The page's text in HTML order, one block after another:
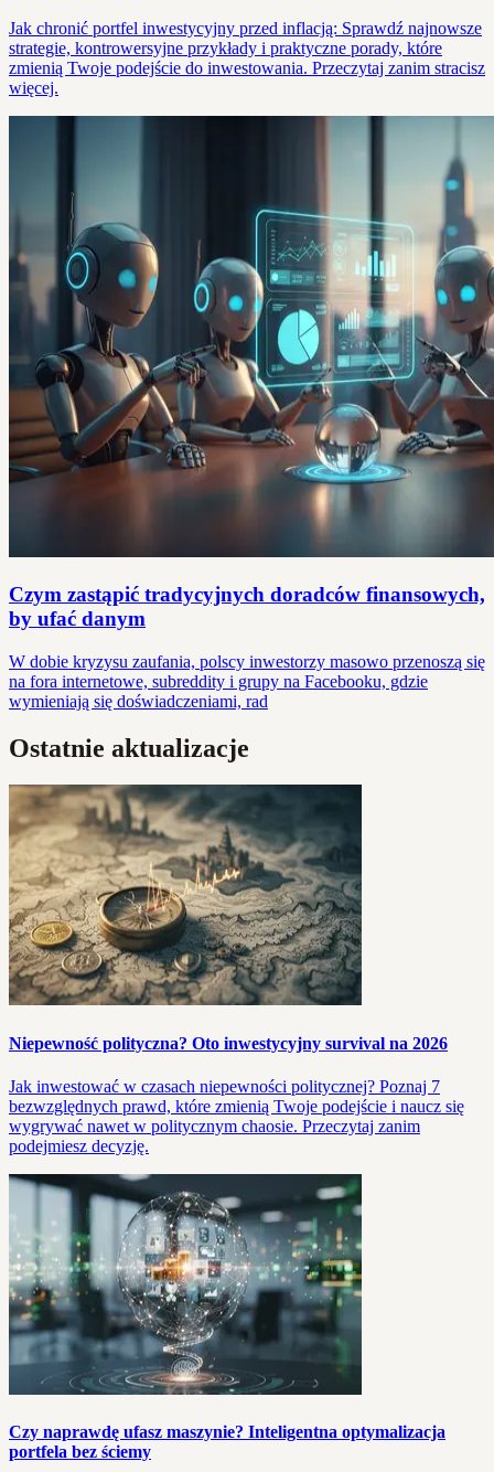
Jak chronić portfel inwestycyjny przed inflacją: Sprawdź najnowsze
strategie, kontrowersyjne przykłady i praktyczne porady, które
zmienią Twoje podejście do inwestowania. Przeczytaj zanim stracisz
więcej.
Czym zastąpić tradycyjnych doradców finansowych,
by ufać danym
W dobie kryzysu zaufania, polscy inwestorzy masowo przenoszą się
na fora internetowe, subreddity i grupy na Facebooku, gdzie
wymieniają się doświadczeniami, rad
Ostatnie aktualizacje
Niepewność polityczna? Oto inwestycyjny survival na 2026
Jak inwestować w czasach niepewności politycznej? Poznaj 7
bezwzględnych prawd, które zmienią Twoje podejście i naucz się
wygrywać nawet w politycznym chaosie. Przeczytaj zanim
podejmiesz decyzję.
Czy naprawdę ufasz maszynie? Inteligentna optymalizacja
portfela bez ściemy